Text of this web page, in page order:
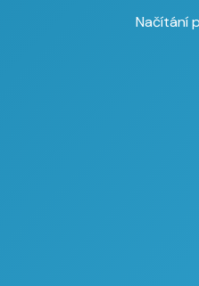
Načítání